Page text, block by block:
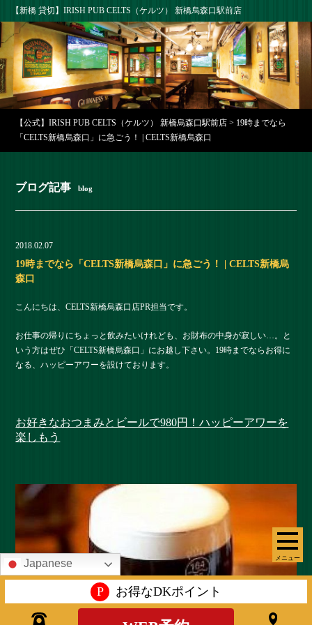
【新橋 貸切】IRISH PUB CELTS（ケルツ） 新橋烏森口駅前店
メニュー
【公式】IRISH PUB CELTS（ケルツ） 新橋烏森口駅前店 > 19時までなら
「CELTS新橋烏森口」に急ごう！ | CELTS新橋烏森口
ブログ記事 blog
2018.02.07
19時までなら「CELTS新橋烏森口」に急ごう！ | CELTS新橋烏
森口
こんにちは、CELTS新橋烏森口店PR担当です。
お仕事の帰りにちょっと飲みたいけれども、お財布の中身が寂しい…。と
いう方はぜひ「CELTS新橋烏森口」にお越し下さい。19時までならお得に
なる、ハッピーアワーを設けております。
お好きなおつまみとビールで980円！ハッピーアワーを
楽しもう
Japanese
P お得なDKポイント